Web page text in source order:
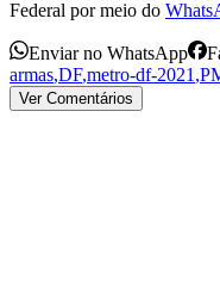
Federal por meio do
Enviar no WhatsApp
armas,DF,metro-df-2021 ,
Ver Comentários